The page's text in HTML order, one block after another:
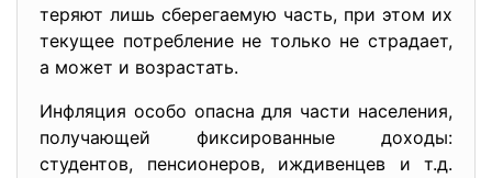
теряют лишь сберегаемую часть, при этом их
текущее потребление не только не страдает,
а может и возрастать.
Инфляция особо опасна для части населения,
получающей фиксированные доходы:
студентов, пенсионеров, иждивенцев и т.д.